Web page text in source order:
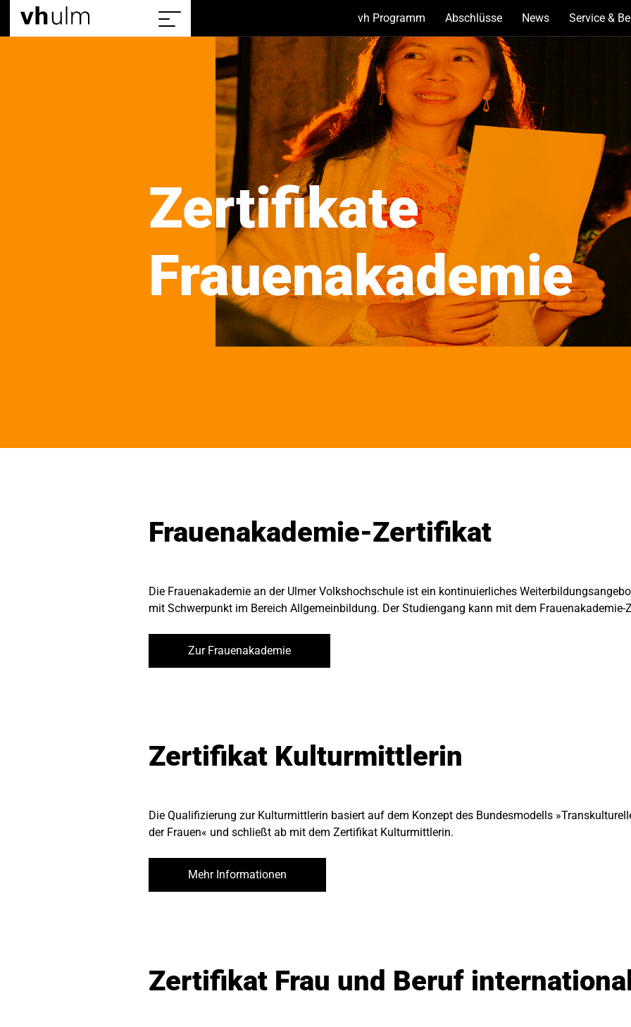
Show/hide
vh Programm (Show
bottoms)
Abschlüsse(Show
bottoms)
News(ShowService &
Zertifikate
Frauenakademie
Frauenakademie-Zertifikat
Die Frauenakademie an der Ulmer Volkshochschule ist ein kontinuierliches
mit Schwerpunkt im Bereich Allgemeinbildung. Der Studiengang kann mit dem
Zur Frauenakademie
Zertifikat Kulturmittlerin
Die Qualifizierung zur Kulturmittlerin basiert auf dem Konzept des Bundesmodells
der Frauen« und schließt ab mit dem Zertifikat Kulturmittlerin.
Mehr Informationen
Zertifikat Frau und Beruf